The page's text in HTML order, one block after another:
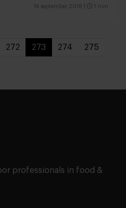
14 september 2018 1 min
272 273 274 275
professionals in food &